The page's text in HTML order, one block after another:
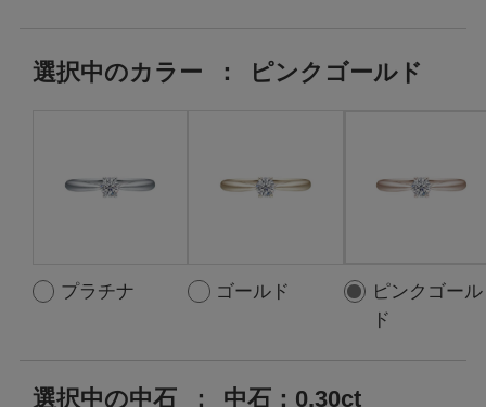
選択中のカラー ： ピンクゴールド
プラチナ ゴールド
ピンクゴール
ド
選択中の中石 ： 中石：0.30ct